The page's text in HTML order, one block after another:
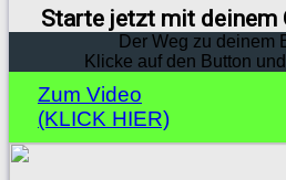
Starte jetzt mit deinem
Der Weg zu deinem
Klicke auf den Button
Zum Video
(KLICK HIER)